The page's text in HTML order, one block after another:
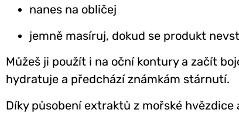
nanes na obličej
jemně masíruj, dokud se produkt
Můžeš ji použít i na oční kontury a začít
hydratuje a předchází známkám stárnutí.
Díky působení extraktů z mořské